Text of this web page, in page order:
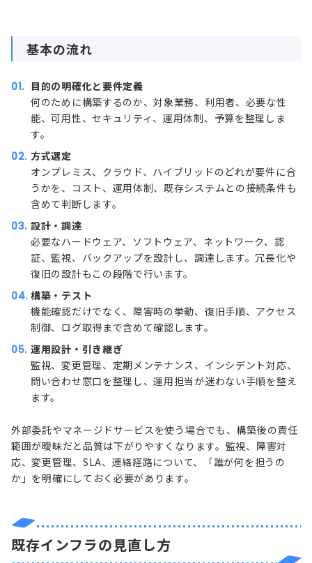
基本の流れ
目的の明確化と要件定義
何のために構築するのか、対象業務、利用者、必要な性
能、可用性、セキュリティ、運用体制、予算を整理しま
す。
方式選定
オンプレミス、クラウド、ハイブリッドのどれが要件に合
うかを、コスト、運用体制、既存システムとの接続条件も
含めて判断します。
設計・調達
必要なハードウェア、ソフトウェア、ネットワーク、認
証、監視、バックアップを設計し、調達します。冗長化や
復旧の設計もこの段階で行います。
構築・テスト
機能確認だけでなく、障害時の挙動、復旧手順、アクセス
制御、ログ取得まで含めて確認します。
運用設計・引き継ぎ
監視、変更管理、定期メンテナンス、インシデント対応、
問い合わせ窓口を整理し、運用担当が迷わない手順を整え
ます。
外部委託やマネージドサービスを使う場合でも、構築後の責任
範囲が曖昧だと品質は下がりやすくなります。監視、障害対
応、変更管理、SLA、連絡経路について、「誰が何を担うの
か」を明確にしておく必要があります。
既存インフラの見直し方